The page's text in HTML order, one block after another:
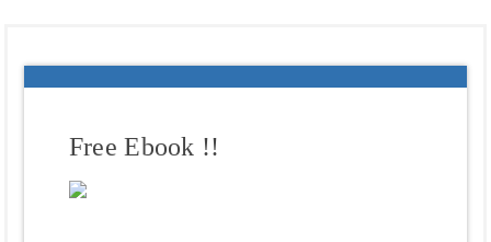
Free Ebook !!